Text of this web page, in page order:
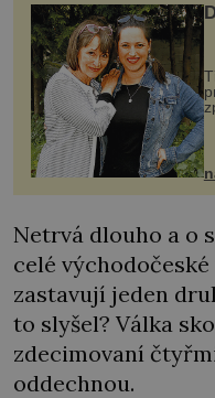
Netrvá dlouho a o
celé
zastavují jeden
to slyšel? Válka
zdecimovaní
oddechnou.